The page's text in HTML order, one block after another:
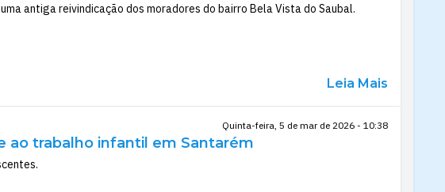
antiga reivindicação dos moradores do bairro Bela Vista do Saubal.
Leia Mais
Quinta-feira, 5 de mar de 2026 - 10:38
trabalho infantil em Santarém